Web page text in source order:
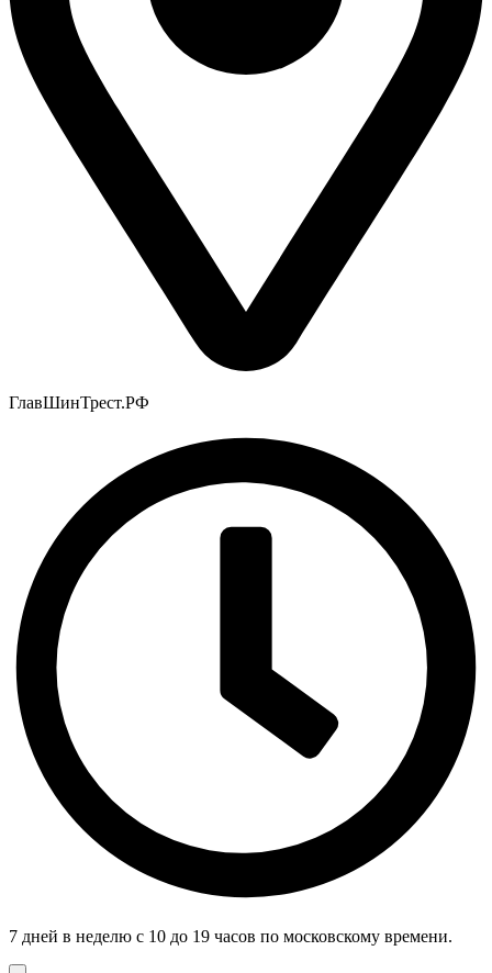
ГлавШинТрест.РФ
7 дней в неделю с 10 до 19 часов по московскому времени.